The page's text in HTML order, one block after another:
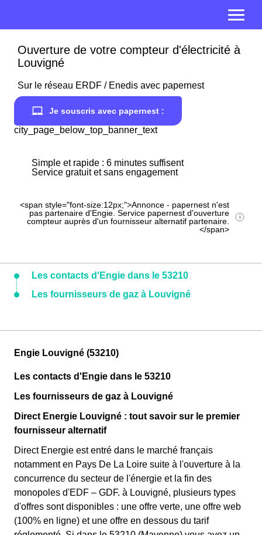
Ouverture de votre compteur d'électricité à
Louvigné
Sur le réseau ERDF / Enedis avec papernest
Je souscris avec papernest :
city_page_below_top_banner_text
Simple et rapide : 6 minutes suffisent
Service gratuit et sans engagement
<span style="font-size:12px;">Annonce - papernest n'est
pas partenaire d'Engie. Service papernest d'ouverture
compteur auprès d'un fournisseur alternatif partenaire.
</span>
Les contacts d'Engie dans le 53210
Les fournisseurs de gaz à Louvigné
Engie Louvigné (53210)
Les contacts d'Engie dans le 53210
Les fournisseurs de gaz à Louvigné
Direct Energie Louvigné : tout savoir sur le premier
fournisseur alternatif
Direct Energie est entré dans le marché français
notamment en Pays De La Loire suite à l'ouverture à la
concurrence du secteur de l'énergie et la fin des
monopoles d'EDF – GDF. à Louvigné, plusieurs types
d'offres sont disponibles : une offre verte, une offre web
(100% en ligne) et une offre en dessous du tarif